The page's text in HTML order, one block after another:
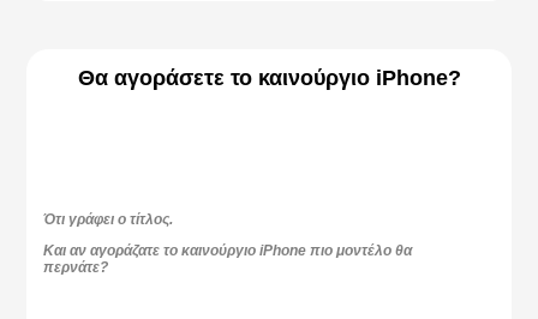
Θα αγοράσετε το καινούργιο iPhone?
Ότι γράφει ο τίτλος.
Και αν αγοράζατε το καινούργιο iPhone πιο μοντέλο θα
περνάτε?